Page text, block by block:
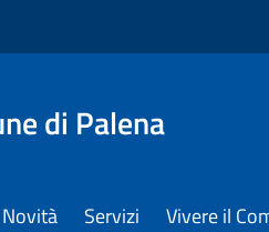
di Palena
Novità Servizi Vivere il